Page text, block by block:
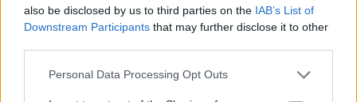
also be disclosed by us to third parties on the IAB’s List of
Downstream Participants that may further disclose it to other
Personal Data Processing Opt Outs